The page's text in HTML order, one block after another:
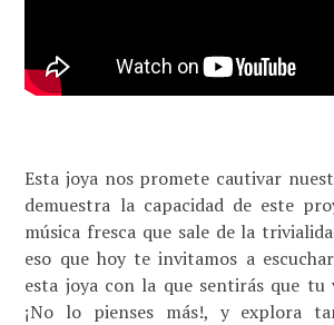
Esta joya nos promete cautivar
demuestra la capacidad de este
música fresca que sale de la
eso que hoy te invitamos a
esta joya con la que sentirás que tu
¡No lo pienses más!, y explora